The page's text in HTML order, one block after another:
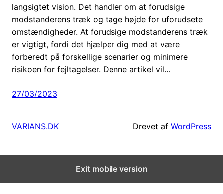
langsigtet vision. Det handler om at forudsige
modstanderens træk og tage højde for uforudsete
omstændigheder. At forudsige modstanderens træk
er vigtigt, fordi det hjælper dig med at være
forberedt på forskellige scenarier og minimere
risikoen for fejltagelser. Denne artikel vil…
27/03/2023
VARIANS.DK Drevet af WordPress
Exit mobile version